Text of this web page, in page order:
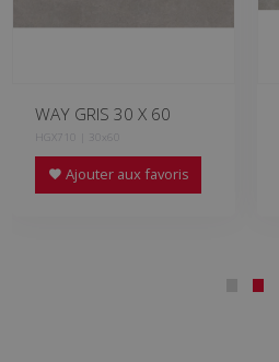
WAY GRIS 30 X 60
HGX710 | 30x60
Ajouter aux favoris